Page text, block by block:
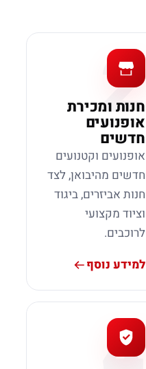
2
חנות ומכירת
אופנועים
חדשים
אופנועים וקטנועים
חדשים מהיבואן, לצד
חנות אביזרים, ביגוד
וציוד מקצועי
לרוכבים.
למידע נוסף